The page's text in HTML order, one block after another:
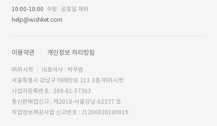
10:00-18:00 주말·공휴일 제외
help@wishket.com
이용약관 개인정보 처리방침
㈜위시켓
대표이사 : 박우범
서울특별시 강남구 테헤란로 211 3층 ㈜위시켓
사업자등록번호 : 209-81-57303
통신판매업신고 : 제2018-서울강남-02337 호
직업정보제공사업 신고번호 : J1200020180019